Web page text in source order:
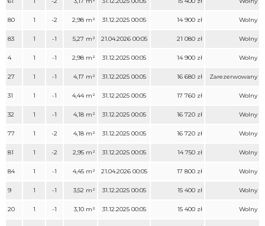
80 1 -2 2,98 m² 31.12.2025 00:05 14 900 zł Wolny
83 1 -1 5,27 m² 21.04.2026 00:05 21 080 zł Wolny
4 1 -1 2,98 m² 31.12.2025 00:05 14 900 zł Wolny
27 1 -1 4,17 m² 31.12.2025 00:05 16 680 zł Zarezerwowany
31 1 -1 4,44 m² 31.12.2025 00:05 17 760 zł Wolny
32 1 -1 4,18 m² 31.12.2025 00:05 16 720 zł Wolny
77 1 -2 4,18 m² 31.12.2025 00:05 16 720 zł Wolny
81 1 -2 2,95 m² 31.12.2025 00:05 14 750 zł Wolny
84 1 -1 4,45 m² 21.04.2026 00:05 17 800 zł Wolny
9 1 -1 3,52 m² 31.12.2025 00:05 15 400 zł Wolny
20 1 -1 3,10 m² 31.12.2025 00:05 15 400 zł Wolny